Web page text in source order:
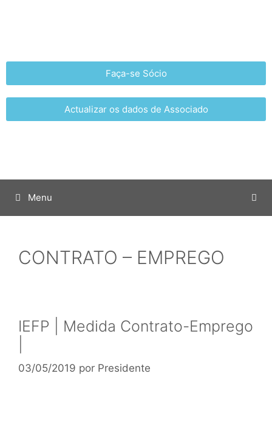
Faça-se Sócio
Actualizar os dados de Associado
Menu
CONTRATO – EMPREGO
IEFP | Medida Contrato-Emprego
03/05/2019 por Presidente